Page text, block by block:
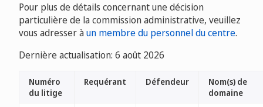
Pour plus de détails concernant une décision
particulière de la commission administrative, veuillez
vous adresser àun membre du personnel du centre.
Dernière actualisation: 6 août 2026
Numéro
du litige
Requérant Défendeur
Nom(s) de
domaine